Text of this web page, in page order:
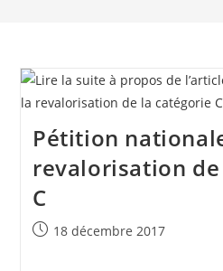
Pétition
revalorisation
C
Publication
18 décembre 2017